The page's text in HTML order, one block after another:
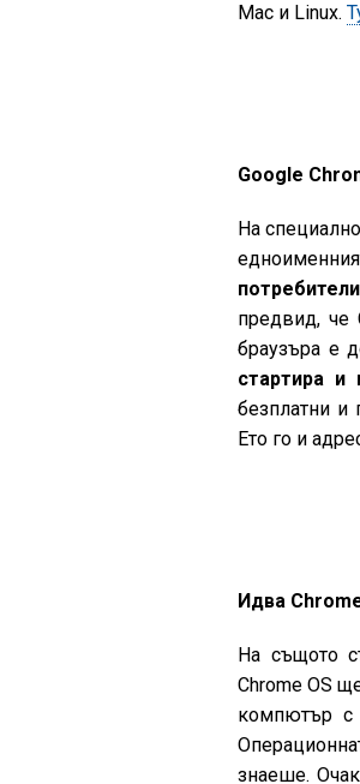
Mac и Linux.
Google
На
предвид, че
браузъра е
стартира и
безплатни и
Ето го и
Идва
На същото
Chrome OS
компютър с
знаеше.